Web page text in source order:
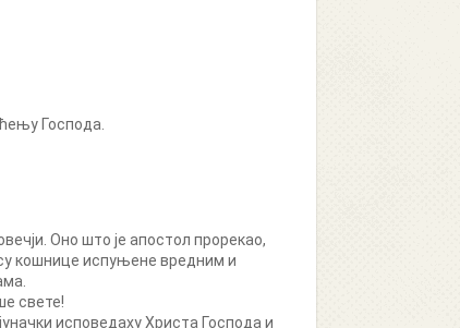
Господа.
Оно што је апостол прорекао,
кошнице испуњене вредним и
свете!
исповедаху Христа Господа и